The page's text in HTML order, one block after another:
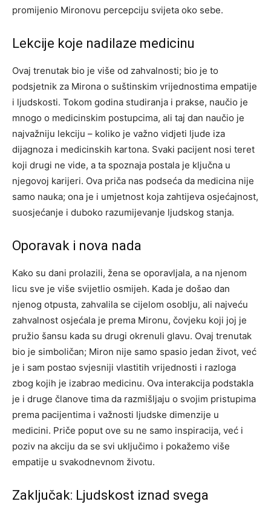
promijenio Mironovu percepciju svijeta oko sebe.
Lekcije koje nadilaze medicinu
Ovaj trenutak bio je više od zahvalnosti; bio je to
podsjetnik za Mirona o suštinskim vrijednostima empatije
i ljudskosti. Tokom godina studiranja i prakse, naučio je
mnogo o medicinskim postupcima, ali taj dan naučio je
najvažniju lekciju – koliko je važno vidjeti ljude iza
dijagnoza i medicinskih kartona. Svaki pacijent nosi teret
koji drugi ne vide, a ta spoznaja postala je ključna u
njegovoj karijeri. Ova priča nas podseća da medicina nije
samo nauka; ona je i umjetnost koja zahtijeva osjećajnost,
suosjećanje i duboko razumijevanje ljudskog stanja.
Oporavak i nova nada
Kako su dani prolazili, žena se oporavljala, a na njenom
licu sve je više svijetlio osmijeh. Kada je došao dan
njenog otpusta, zahvalila se cijelom osoblju, ali najveću
zahvalnost osjećala je prema Mironu, čovjeku koji joj je
pružio šansu kada su drugi okrenuli glavu. Ovaj trenutak
bio je simboličan; Miron nije samo spasio jedan život, već
je i sam postao svjesniji vlastitih vrijednosti i razloga
zbog kojih je izabrao medicinu. Ova interakcija podstakla
je i druge članove tima da razmišljaju o svojim pristupima
prema pacijentima i važnosti ljudske dimenzije u
medicini. Priče poput ove su ne samo inspiracija, već i
poziv na akciju da se svi uključimo i pokažemo više
empatije u svakodnevnom životu.
Zaključak: Ljudskost iznad svega